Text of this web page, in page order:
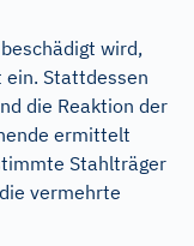
wird,
Stattdessen
die Reaktion der
ermittelt
Stahlträger
vermehrte